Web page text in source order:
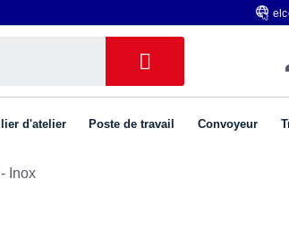
d'atelier Poste de travail Convoyeur
Inox